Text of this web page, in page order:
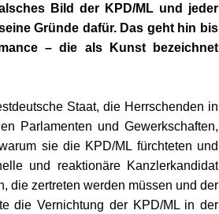
Bild der KPD/ML und jeder
Gründe dafür. Das geht hin bis
– die als Kunst bezeichnet
Staat, die Herrschenden in
Parlamenten undGewerkschaften,
siedie KPD/ML fürchteten und
und reaktionäre Kanzlerkandidat
, die zertreten werden müssen und der
die Vernichtung der KPD/ML in der